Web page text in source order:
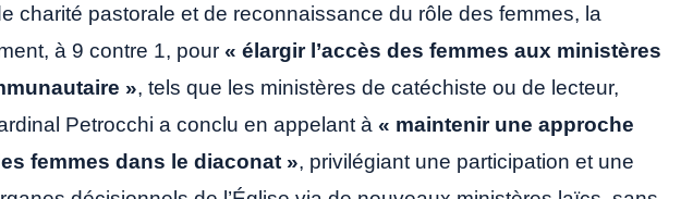
charité pastorale et de reconnaissance du rôle des femmes, la
à 9 contre 1, pour « élargir l’accès des femmes aux ministères
», tels que les ministères de catéchiste ou de lecteur,
Petrocchi a conclu en appelant à « maintenir une approche
femmes dans le diaconat », privilégiant une participation et une